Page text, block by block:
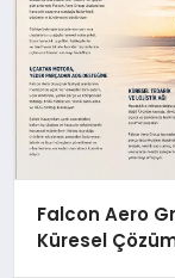
Falcon Aero
Küresel